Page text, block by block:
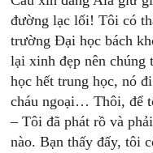
đường lạc lối! Tôi có
trường Đại học bách
lại xinh đẹp nên
học hết trung học, nó
cháu ngoại… Thôi, để
– Tôi đã phát rồ và
nào. Bạn thấy đấy, tôi